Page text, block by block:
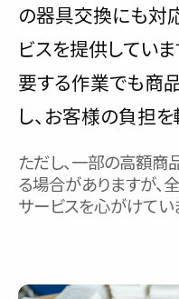
の器具交換にも対
ビスを提供していま
要する作業でも商
し、お客様の負担を
ただし、一部の高額
る場合がありますが、
サービスを心がけてい